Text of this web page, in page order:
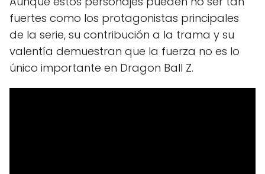
fuertes como los protagonistas principales
de la serie, su contribución a la trama y su
valentía demuestran que la fuerza no es lo
único importante en Dragon Ball Z.